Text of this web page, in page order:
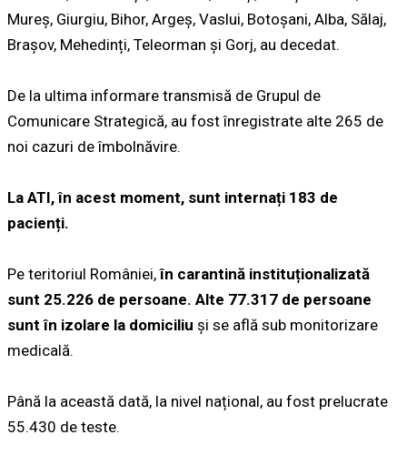
Mureș, Giurgiu, Bihor, Argeș, Vaslui, Botoșani, Alba, Sălaj,
Brașov, Mehedinți, Teleorman și Gorj, au decedat.
De la ultima informare transmisă de Grupul de
Comunicare Strategică, au fost înregistrate alte 265 de
noi cazuri de îmbolnăvire.
La ATI, în acest moment, sunt internați 183 de
pacienți.
Pe teritoriul României,în carantină instituționalizată
sunt 25.226 de persoane. Alte 77.317 de persoane
sunt în izolare la domiciliu și se află sub monitorizare
medicală.
Până la această dată, la nivel național, au fost prelucrate
55.430 de teste.